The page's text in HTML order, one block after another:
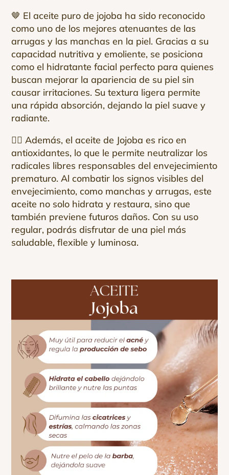
🤎 El aceite puro de jojoba ha sido reconocido
como uno de los mejores atenuantes de las
arrugas y las manchas en la piel. Gracias a su
capacidad nutritiva y emoliente, se posiciona
como el hidratante facial perfecto para quienes
buscan mejorar la apariencia de su piel sin
causar irritaciones. Su textura ligera permite
una rápida absorción, dejando la piel suave y
radiante.
👌🏻 Además, el aceite de Jojoba es rico en
antioxidantes, lo que le permite neutralizar los
radicales libres responsables del envejecimiento
prematuro. Al combatir los signos visibles del
envejecimiento, como manchas y arrugas, este
aceite no solo hidrata y restaura, sino que
también previene futuros daños. Con su uso
regular, podrás disfrutar de una piel más
saludable, flexible y luminosa.